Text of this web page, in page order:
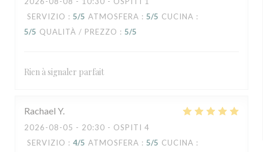
SERVIZIO : 5/5 ATMOSFERA : 5/5 CUCINA :
5/5 QUALITÀ / PREZZO : 5/5
Rien à signaler parfait
Rachael Y
2026-08-05 - 20:30 - OSPITI 4
SERVIZIO : 4/5 ATMOSFERA : 5/5 CUCINA :